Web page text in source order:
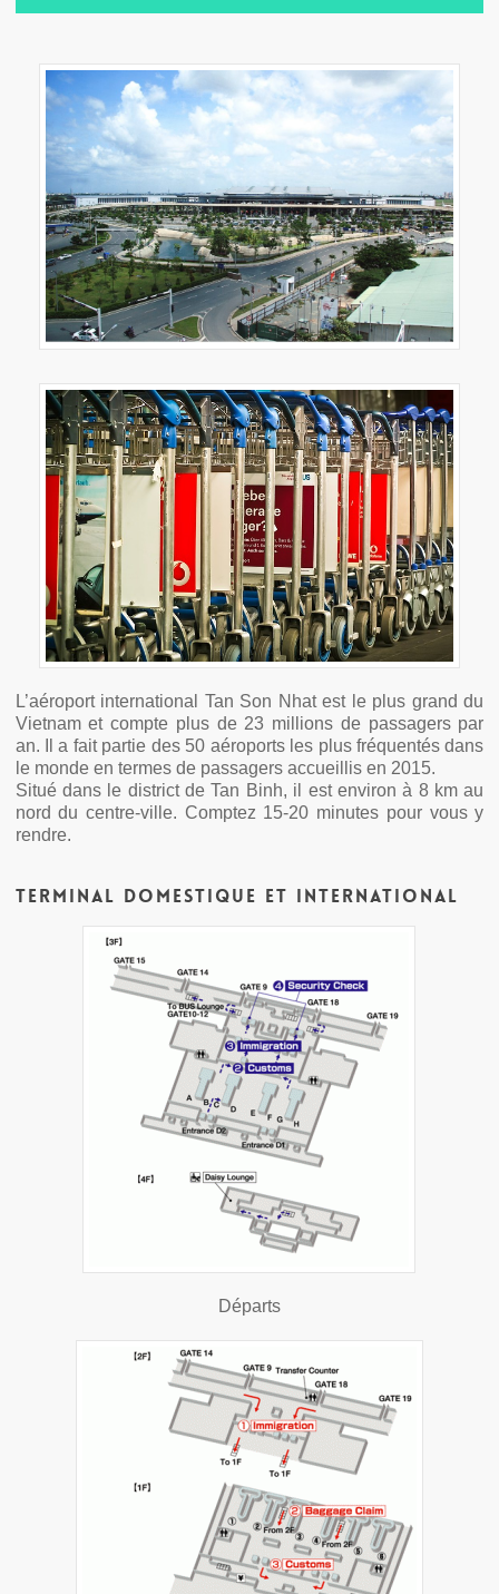
L’aéroport international Tan Son Nhat est le plus grand du
Vietnam et compte plus de 23 millions de passagers par
an. Il a fait partie des 50 aéroports les plus fréquentés dans
le monde en termes de passagers accueillis en 2015.
Situé dans le district de Tan Binh, il est environ à 8 km au
nord du centre-ville. Comptez 15-20 minutes pour vous y
rendre.
Terminal domestique et international
Départs